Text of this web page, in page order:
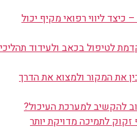
ליווי רפואי מקיף יכול
לטיפול בכאב ולעידוד תהליכי
את המקור ולמצוא את הדרך
להקשיב למערכת העיכול?